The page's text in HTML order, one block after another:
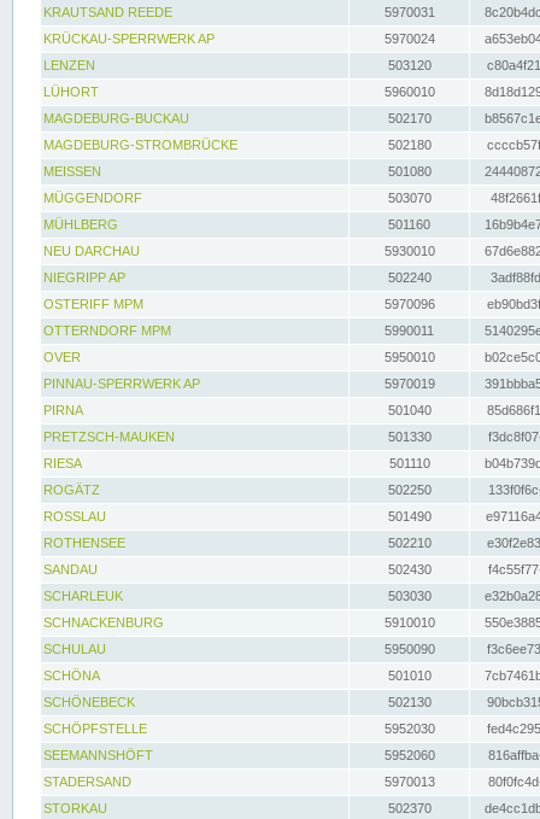
KRAUTSAND REEDE
5970031
KRÜCKAU-SPERRWERK AP
5970024
LENZEN
503120
LÜHORT
5960010
MAGDEBURG-BUCKAU
502170
MAGDEBURG-STROMBRÜCKE
502180
MEISSEN
501080
MÜGGENDORF
503070
MÜHLBERG
501160
NEU DARCHAU
5930010
NIEGRIPP AP
502240
OSTERIFF MPM
5970096
OTTERNDORF MPM
5990011
OVER
5950010
PINNAU-SPERRWERK AP
5970019
PIRNA
501040
PRETZSCH-MAUKEN
501330
RIESA
501110
ROGÄTZ
502250
ROSSLAU
501490
ROTHENSEE
502210
SANDAU
502430
SCHARLEUK
503030
SCHNACKENBURG
5910010
SCHULAU
5950090
SCHÖNA
501010
SCHÖNEBECK
502130
SCHÖPFSTELLE
5952030
SEEMANNSHÖFT
5952060
STADERSAND
5970013
STORKAU
502370